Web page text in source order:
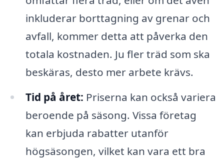
inkluderar borttagning av grenar och
avfall, kommer detta att påverka den
totala kostnaden. Ju fler träd som ska
beskäras, desto mer arbete krävs.
Tid på året: Priserna kan också variera
beroende på säsong. Vissa företag
kan erbjuda rabatter utanför
högsäsongen, vilket kan vara ett bra